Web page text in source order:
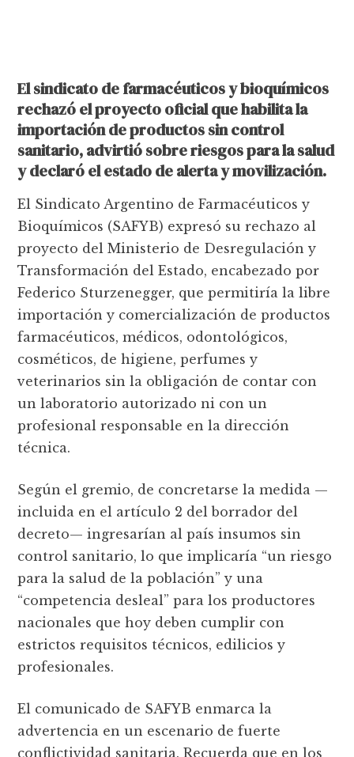
El sindicato de farmacéuticos y bioquímicos
rechazó el proyecto oficial que habilita la
importación de productos sin control
sanitario, advirtió sobre riesgos para la salud
y declaró el estado de alerta y movilización.
El Sindicato Argentino de Farmacéuticos y
Bioquímicos (SAFYB) expresó su rechazo al
proyecto del Ministerio de Desregulación y
Transformación del Estado, encabezado por
Federico Sturzenegger, que permitiría la libre
importación y comercialización de productos
farmacéuticos, médicos, odontológicos,
cosméticos, de higiene, perfumes y
veterinarios sin la obligación de contar con
un laboratorio autorizado ni con un
profesional responsable en la dirección
técnica.
Según el gremio, de concretarse la medida —
incluida en el artículo 2 del borrador del
decreto— ingresarían al país insumos sin
control sanitario, lo que implicaría “un riesgo
para la salud de la población” y una
“competencia desleal” para los productores
nacionales que hoy deben cumplir con
estrictos requisitos técnicos, edilicios y
profesionales.
El comunicado de SAFYB enmarca la
advertencia en un escenario de fuerte
conflictividad sanitaria. Recuerda que en los